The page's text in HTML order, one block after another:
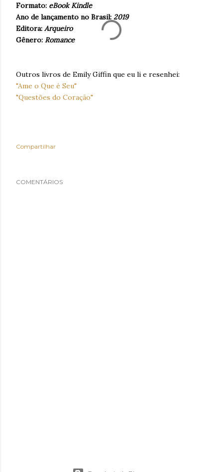
Formato: eBook Kindle
Ano de lançamento no Brasil: 2019
Editora: Arqueiro
Gênero: Romance
Outros livros de Emily Giffin que eu li e resenhei:
"Ame o Que é Seu"
"Questões do Coração"
Compartilhar
COMENTÁRIOS